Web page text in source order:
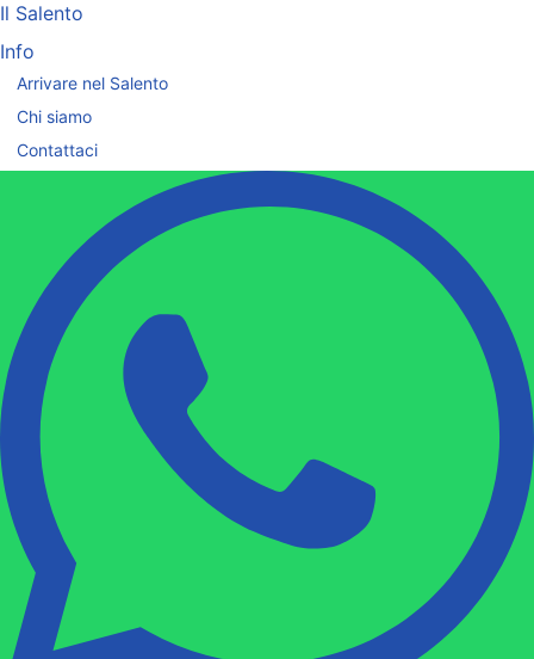
Il Salento
Info
Arrivare nel Salento
Chi siamo
Contattaci